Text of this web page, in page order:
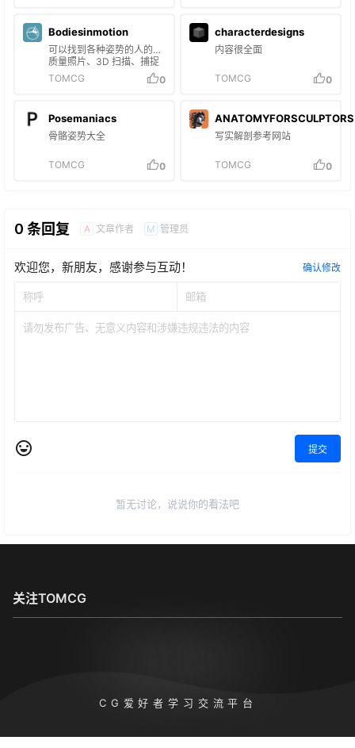
Bodiesinmotion
可以找到各种姿势的人的高
质量照片、3D 扫描、捕捉
情感的图像
TOMCG 0
characterdesigns
内容很全面
TOMCG 0
Posemaniacs
骨骼姿势大全
TOMCG 0
ANATOMYFORSCULPTORS
写实解剖参考网站
TOMCG 0
0 条回复 A 文章作者 M 管理员
欢迎您，新朋友，感谢参与互动！ 确认修改
提交
暂无讨论，说说你的看法吧
关注TOMCG
CG爱好者学习交流平台